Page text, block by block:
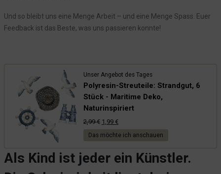
Und so bleibt uns eine Menge Arbeit – und eine Menge Spass. Euer
Feedback ist das Beste, was uns passieren konnte!
Unser Angebot des Tages
Polyresin-Streuteile: Strandgut, 6
Stück - Maritime Deko,
Naturinspiriert
2,99€ Ursprünglicher
Preis
2,99 €
1,99 €Aktueller
Preis
1,99 €.
Das möchte ich anschauen
Als Kind ist jeder ein Künstler.
Schauts Euch an, was denkt Ihr?
Die Wirren um Herrn R. aus DK
Gartenpflege und so...
Nicht nur der Hein hat Hunger
Wunderschöne Natur: Der Sankelmarker See
Das haben die doch geklaut?
Die Sache mit dem Praktikum